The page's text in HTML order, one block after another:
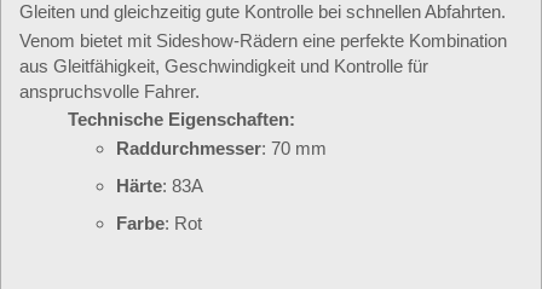
Gleiten und gleichzeitig gute Kontrolle bei schnellen Abfahrten.
Venom bietet mit Sideshow-Rädern eine perfekte Kombination
aus Gleitfähigkeit, Geschwindigkeit und Kontrolle für
anspruchsvolle Fahrer.
Technische Eigenschaften:
Raddurchmesser: 70 mm
Härte: 83A
Farbe: Rot